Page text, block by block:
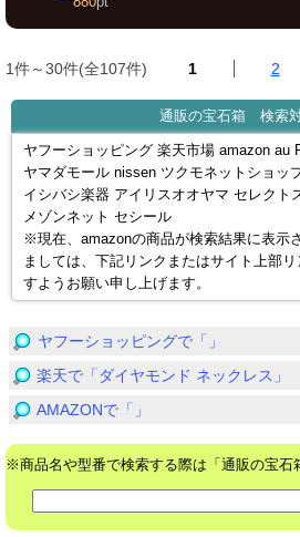
1件～30件(全107件) 1 2
通販の宝石箱 検索
ヤフーショッピング 楽天市場 amazon au
ヤマダモール nissen ツクモネットショッ
イシバシ楽器 アイリスオオヤマ セレクト
メゾンネット セシール
※現在、amazonの商品が検索結果に表示
ましては、下記リンクまたはサイト上部
すようお願い申し上げます。
ヤフーショッピングで「」
楽天で「ダイヤモンド ネックレス」
AMAZONで「」
※商品名や型番で検索する際は「通販の宝石